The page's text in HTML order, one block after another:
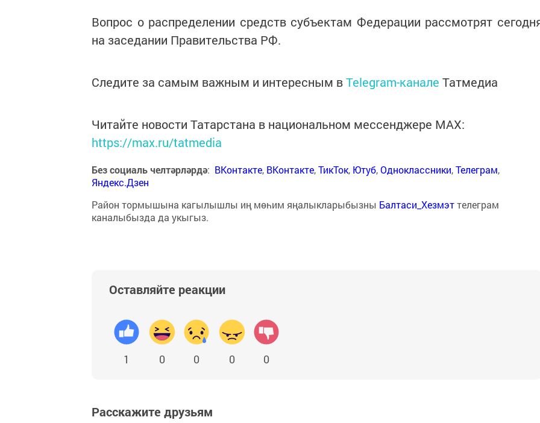
Вопрос о распределении средств субъектам Федерации рассмотрят
на заседании Правительства РФ.
Следите за самым важным и интересным вTelegram-канале Татмедиа
Читайте новости Татарстана в национальном мессенджере MАХ:
https://max.ru/tatmedia
Без социаль челтәрләрдә: ВКонтакте, ВКонтакте,ТикТок, Ютуб,Одноклассники,Телеграм,
Яндекс.Дзен
Район тормышына кагылышлы иң мөһим яңалыкларыбызны Балтаси_Хезмэттелеграм
каналыбызда да укыгыз.
Оставляйте реакции
1 0 0 0 0
Расскажите друзьям